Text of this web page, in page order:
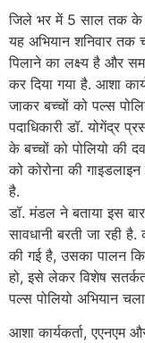
जिले भर में 5 साल तक के
यह अभियान शनिवार
पिलाने का लक्ष्य है और
कर दिया गया है. आशा
जाकर बच्चों को पल्स
पदाधिकारी डॉ. योगेंद्र
के बच्चों को पोलियो की
को कोरोना की
है.
डॉ. मंडल ने बताया इस
सावधानी बरती जा रही
की गई है, उसका पालन
हो, इसे लेकर विशेष
पल्स पोलियो अभियान
आशा कार्यकर्ता, एएनएम